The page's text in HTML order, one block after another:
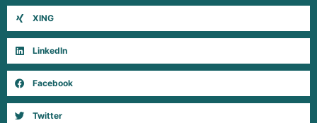
XING
LinkedIn
Facebook
Twitter